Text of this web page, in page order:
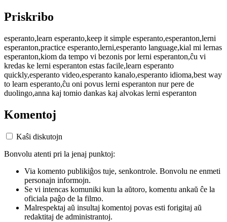
Priskribo
esperanto,learn esperanto,keep it simple esperanto,esperanton,lerni
esperanton,practice esperanto,lerni,esperanto language,kial mi lernas
esperanton,kiom da tempo vi bezonis por lerni esperanton,ĉu vi
kredas ke lerni esperanton estas facile,learn esperanto
quickly,esperanto video,esperanto kanalo,esperanto idioma,best way
to learn esperanto,ĉu oni povus lerni esperanton nur pere de
duolingo,anna kaj tomio dankas kaj alvokas lerni esperanton
Komentoj
Kaŝi diskutojn
Bonvolu atenti pri la jenaj punktoj:
Via komento publikiĝos tuje, senkontrole. Bonvolu ne enmeti
personajn informojn.
Se vi intencas komuniki kun la aŭtoro, komentu ankaŭ ĉe la
oficiala paĝo de la filmo.
Malrespektaj aŭ insultaj komentoj povas esti forigitaj aŭ
redaktitaj de administrantoj.